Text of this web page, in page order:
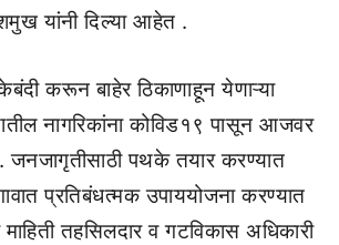
यांनी दिल्या आहेत .
करून बाहेर ठिकाणाहून येणाऱ्या
नागरिकांना कोविड१९ पासून आजवर
पथके तयार करण्यात
प्रतिबंधत्मक उपाययोजना करण्यात
तहसिलदार व गटविकास अधिकारी